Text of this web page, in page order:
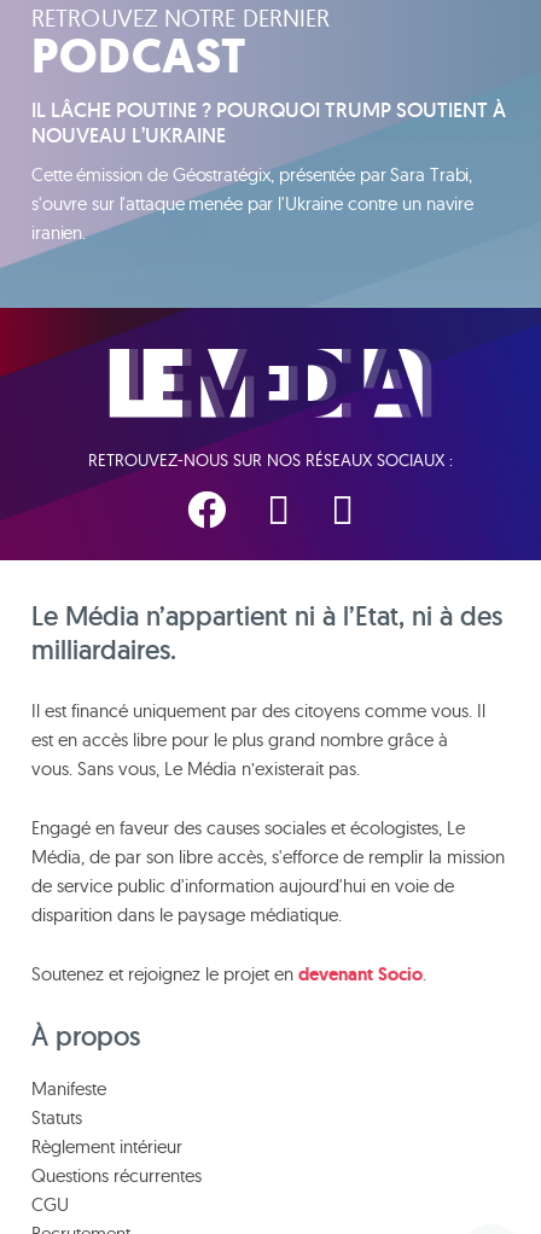
RETROUVEZ NOTRE DERNIER
PODCAST
IL LÂCHE POUTINE ? POURQUOI TRUMP SOUTIENT À
NOUVEAU L’UKRAINE
Cette émission de Géostratégix, présentée par Sara Trabi,
s'ouvre sur l'attaque menée par l'Ukraine contre un navire
iranien.
RETROUVEZ-NOUS SUR NOS RÉSEAUX SOCIAUX :
Le Média n’appartient ni à l’Etat, ni à des
milliardaires.
Il est financé uniquement par des citoyens comme vous. Il
est en accès libre pour le plus grand nombre grâce à
vous. Sans vous, Le Média n’existerait pas.
Engagé en faveur des causes sociales et écologistes, Le
Média, de par son libre accès, s'efforce de remplir la mission
de service public d'information aujourd'hui en voie de
disparition dans le paysage médiatique.
Soutenez et rejoignez le projet en devenant Socio.
À propos
Manifeste
Statuts
Règlement intérieur
Questions récurrentes
CGU